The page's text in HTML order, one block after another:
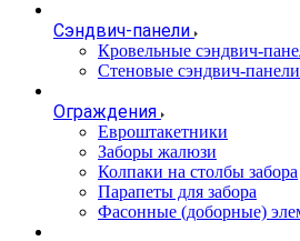
Сэндвич-панели
Кровельные сэндвич-
Стеновые сэндвич-панели
Ограждения
Евроштакетники
Заборы жалюзи
Колпаки на столбы забора
Парапеты для забора
Фасонные (доборные)